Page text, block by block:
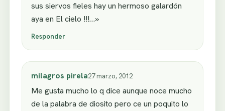
sus siervos fieles hay un hermoso galardón
aya en El cielo !!!…»
Responder
milagros pirela27 marzo, 2012
Me gusta mucho lo q dice aunque noce mucho
de la palabra de diosito pero ce un poquito lo